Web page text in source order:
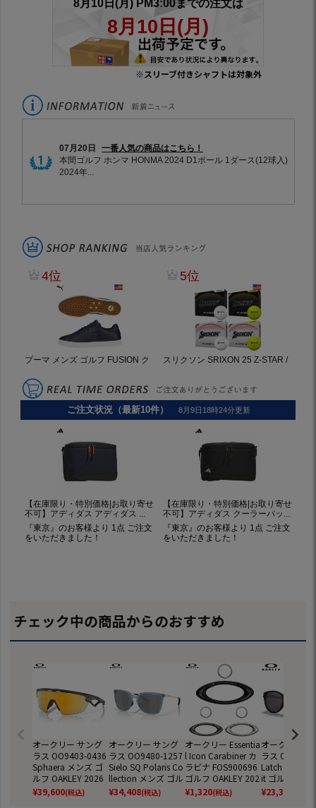
※スリーブ付きシャフトは対象外
チェック中の商品からのおすすめ
オークリー サング
ラス OO9403-0436
Sphaera メンズ ゴ
ルフ OAKLEY 2026
年モデル 国内正規
¥39,600(税込)
オークリー サング
ラス OO9480-1257
Sielo SQ Polaris Co
llection メンズ ゴル
フ OAKLEY 2026年
モデル 国内正規品
¥34,408(税込)
オークリー Essentia
l Icon Carabiner カ
ラビナ FOS900696
ゴルフ OAKLEY 202
5年モデル 日本正規
¥1,320(税込)
オークリー
ラス
Latch Low
it ゴルフ
025年モデル
正規品
¥23,320